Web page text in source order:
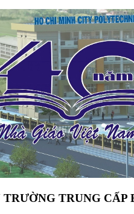
TRUNG CẤP